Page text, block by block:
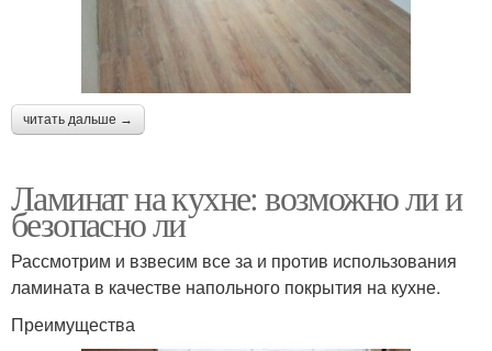
читать дальше →
Ламинат на кухне: возможно ли и
безопасно ли
Рассмотрим и взвесим все за и против использования
ламината в качестве напольного покрытия на кухне.
Преимущества